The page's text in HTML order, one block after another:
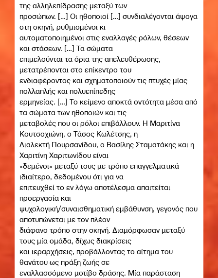
της αλληλεπίδρασης μεταξύ των
προσώπων. […] Οι ηθοποιοί […] συνδιαλέγονται άψογα
στη σκηνή, ρυθμισμένοι κι
αυτοματοποιημένοι στις εναλλαγές ρόλων, θέσεων
και στάσεων. […] Τα σώματα
επιμελούνται τα όρια της απελευθέρωσης,
μετατρέπονται στο επίκεντρο του
ενδιαφέροντος και σχηματοποιούν τις πτυχές μίας
πολλαπλής και πολυεπίπεδης
ερμηνείας. […] Το κείμενο αποκτά οντότητα μέσα από
τα σώματα των ηθοποιών και τις
μεταβολές που οι ρόλοι επιβάλλουν. Η Μαριτίνα
Κουτσοχιώνη, ο Τάσος Κωλέτσης, η
Διαλεκτή Πουρσανίδου, ο Βασίλης Σταματάκης και η
Χαριτίνη Χαριτωνίδου είναι
«δεμένοι» μεταξύ τους με τρόπο επαγγελματικά
ιδιαίτερο, δεδομένου ότι για να
επιτευχθεί το εν λόγω αποτέλεσμα απαιτείται
προεργασία και
ψυχολογική/συναισθηματική εμβάθυνση, γεγονός που
αποτυπώνεται με τον πλέον
διάφανο τρόπο στην σκηνή. Διαμόρφωσαν μεταξύ
τους μία ομάδα, δίχως διακρίσεις
και ιεραρχήσεις, προβάλλοντας το αίτημα του
θανάτου ως πράξη ζωής σε
εναλλασσόμενο μοτίβο δράσης. Μία παράσταση